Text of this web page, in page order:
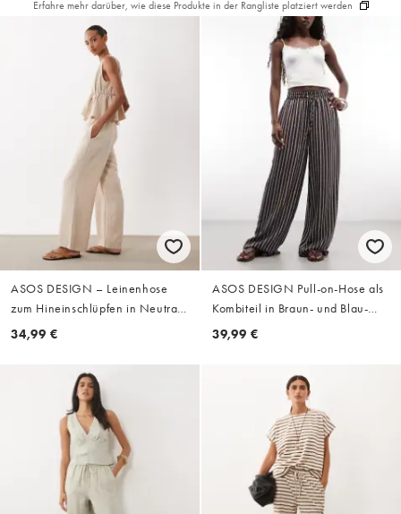
Erfahre mehr darüber, wie diese Produkte in der Rangliste platziert werden
ASOS DESIGN – Leinenhose
zum Hineinschlüpfen in Neutral
gestreift, Kombiteil
34,99 €
ASOS DESIGN Pull-on-Hose als
Kombiteil in Braun- und Blau-
Streifen
39,99 €